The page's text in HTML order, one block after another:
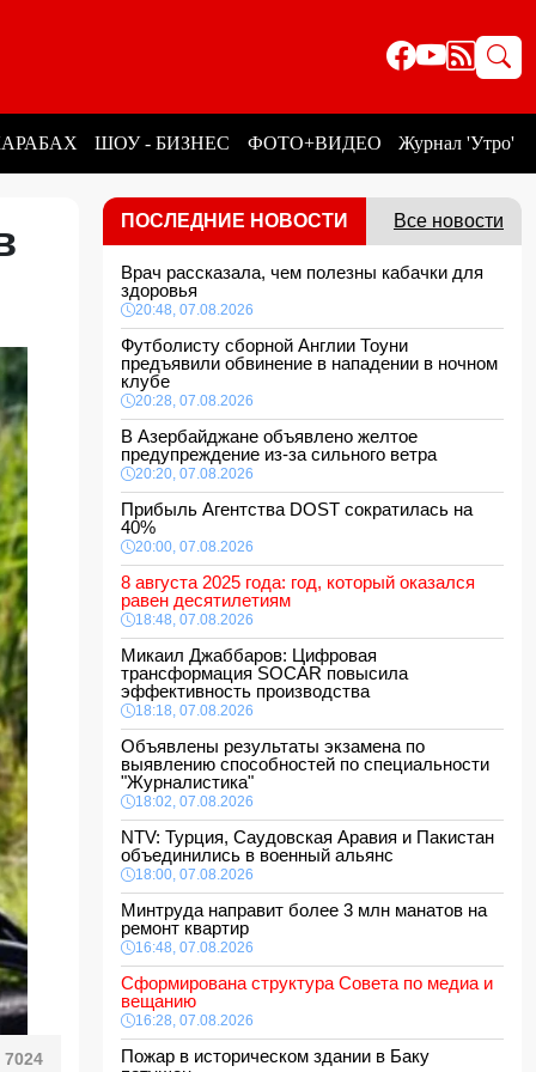
ШОУ - БИЗНЕС ФОТО+ВИДЕО Журнал 'Утро'
7024
ПОСЛЕДНИЕ НОВОСТИ Все новости
Врач рассказала, чем полезны кабачки для
здоровья
20:48, 07.08.2026
Футболисту сборной Англии Тоуни
предъявили обвинение в нападении в ночном
клубе
20:28, 07.08.2026
В Азербайджане объявлено желтое
предупреждение из-за сильного ветра
20:20, 07.08.2026
Прибыль Агентства DOST сократилась на
40%
20:00, 07.08.2026
8 августа 2025 года: год, который оказался
равен десятилетиям
18:48, 07.08.2026
Микаил Джаббаров: Цифровая
трансформация SOCAR повысила
эффективность производства
18:18, 07.08.2026
Объявлены результаты экзамена по
выявлению способностей по специальности
"Журналистика"
18:02, 07.08.2026
NTV: Турция, Саудовская Аравия и Пакистан
объединились в военный альянс
18:00, 07.08.2026
Минтруда направит более 3 млн манатов на
ремонт квартир
16:48, 07.08.2026
Сформирована структура Совета по медиа и
вещанию
16:28, 07.08.2026
Пожар в историческом здании в Баку